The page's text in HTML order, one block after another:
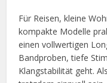
Für Reisen, kleine
kompakte Modelle
einen vollwertigen
Bandproben, tiefe
Klangstabilität geht.